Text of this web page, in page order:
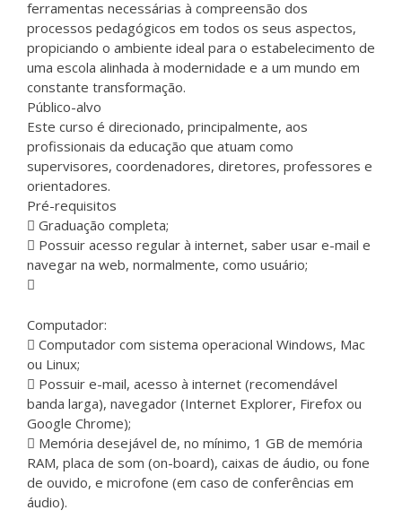
ferramentas necessárias à compreensão dos
processos pedagógicos em todos os seus aspectos,
propiciando o ambiente ideal para o estabelecimento de
uma escola alinhada à modernidade e a um mundo em
constante transformação.
Público-alvo
Este curso é direcionado, principalmente, aos
profissionais da educação que atuam como
supervisores, coordenadores, diretores, professores e
orientadores.
Pré-requisitos
Graduação completa;
Possuir acesso regular à internet, saber usar e-mail e
navegar na web, normalmente, como usuário;
Computador:
Computador com sistema operacional Windows, Mac
ou Linux;
Possuir e-mail, acesso à internet (recomendável
banda larga), navegador (Internet Explorer, Firefox ou
Google Chrome);
Memória desejável de, no mínimo, 1 GB de memória
RAM, placa de som (on-board), caixas de áudio, ou fone
de ouvido, e microfone (em caso de conferências em
áudio).